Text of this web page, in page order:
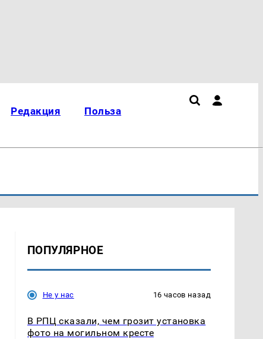
Редакция Польза
ПОПУЛЯРНОЕ
Не у нас 16 часов назад
В РПЦ сказали, чем грозит установка
фото на могильном кресте